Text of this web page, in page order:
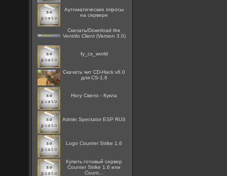
Аутоматические опросы
на сервере
Скачать/Download the
Ventrilo Client (Version 3.0)
fy_cs_world
Скачать чит CD-Hack v6.0
для CS-1.6
Ногу Свело - Кукла
Admin Spectator ESP RUS
Logo Counter Strike 1.6
Купить готовый сервер
Counter Strike 1.6 или
Count...